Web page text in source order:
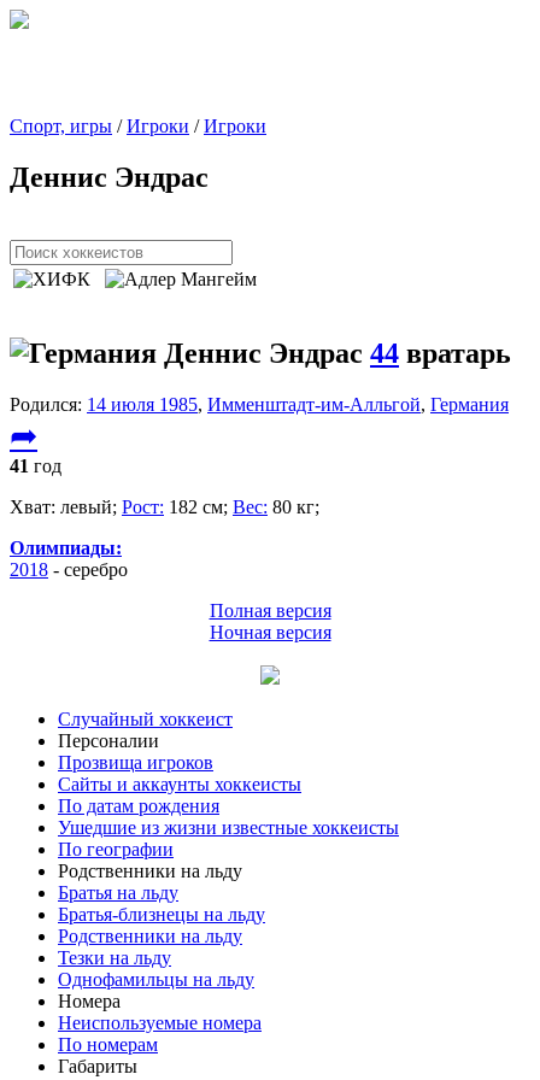
Спорт, игры /Игроки /Игроки
Деннис Эндрас
Деннис Эндрас 44 вратарь
Родился: 14 июля 1985, Имменштадт-им-Алльгой, Германия
➦
41 год
Хват: левый; Рост: 182 см; Вес: 80 кг;
Олимпиады:
2018 - серебро
Полная версия
Ночная версия
Случайный хоккеист
Персоналии
Прозвища игроков
Сайты и аккаунты хоккеисты
По датам рождения
Ушедшие из жизни известные хоккеисты
По географии
Родственники на льду
Братья на льду
Братья-близнецы на льду
Родственники на льду
Тезки на льду
Однофамильцы на льду
Номера
Неиспользуемые номера
По номерам
Габариты